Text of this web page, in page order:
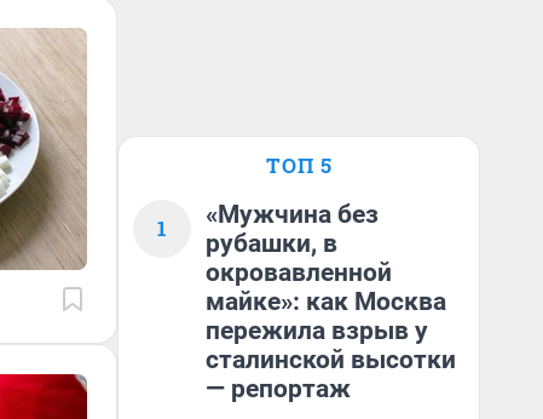
ТОП 5
1
«Мужчина без
рубашки, в
окровавленной
майке»: как Москва
пережила взрыв у
сталинской высотки
— репортаж